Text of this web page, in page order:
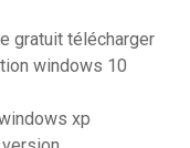
gratuit télécharger
windows 10
xp